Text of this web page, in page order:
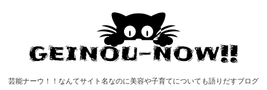
芸能ナーウ！！なんてサイト名なのに美容や子育てについても語りだすブログ